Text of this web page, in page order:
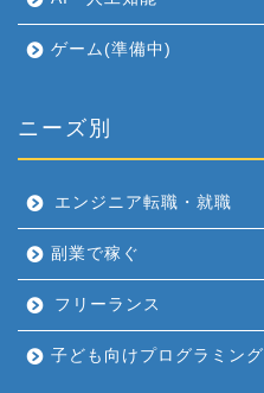
ゲーム(準備中)
ニーズ別
エンジニア転職・就職
副業で稼ぐ
フリーランス
子ども向けプログラミング